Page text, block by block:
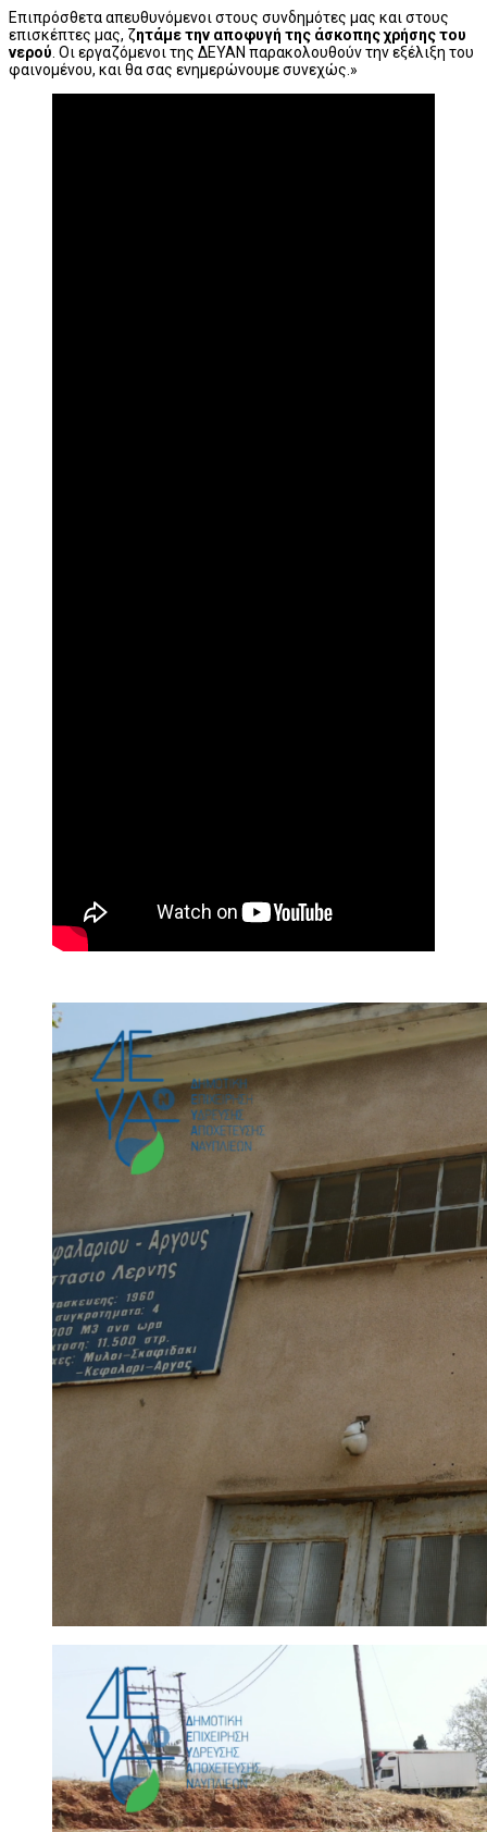
Επιπρόσθετα απευθυνόμενοι στους συνδημότες μας και στους
επισκέπτες μας, ζητάμε την αποφυγή της άσκοπης χρήσης του
νερού . Οι εργαζόμενοι της ΔΕΥΑΝ παρακολουθούν την εξέλιξη του
φαινομένου, και θα σας ενημερώνουμε συνεχώς.»